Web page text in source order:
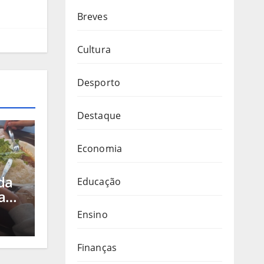
Breves
Cultura
Desporto
Destaque
Economia
Educação
Ensino
Finanças